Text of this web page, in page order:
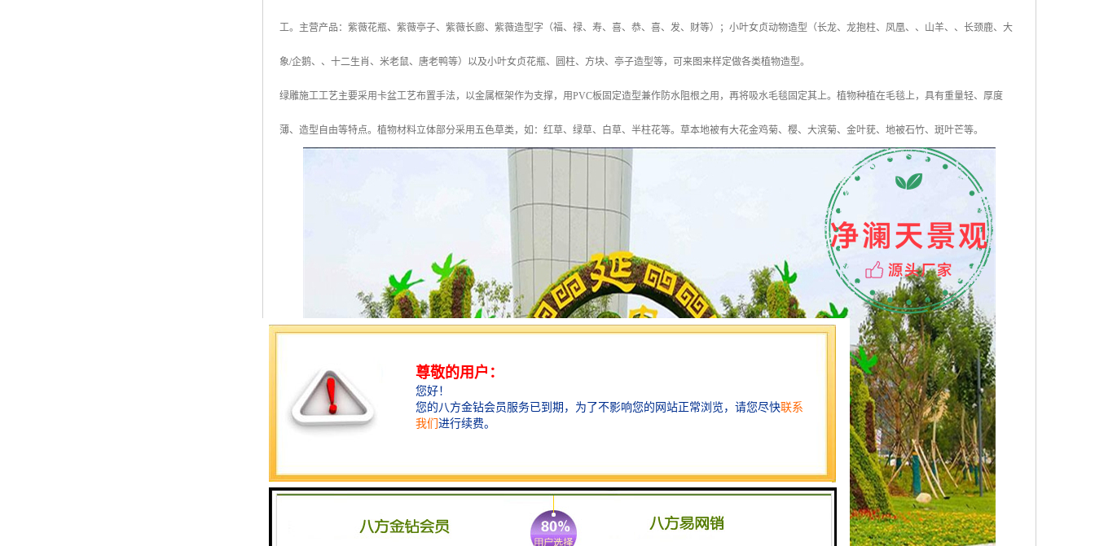
工。主营产品：紫薇花瓶、紫薇亭子、紫薇长廊、紫薇造型字（福、禄、寿、喜、恭、喜、发、财等）；小叶女贞动物造型（长龙、龙抱柱、凤凰、、山羊、、长颈鹿、大
象/企鹅、、十二生肖、米老鼠、唐老鸭等）以及小叶女贞花瓶、圆柱、方块、亭子造型等，可来图来样定做各类植物造型。
绿雕施工工艺主要采用卡盆工艺布置手法，以金属框架作为支撑，用PVC板固定造型兼作防水阻根之用，再将吸水毛毯固定其上。植物种植在毛毯上，具有重量轻、厚度
薄、造型自由等特点。植物材料立体部分采用五色草类，如：红草、绿草、白草、半柱花等。草本地被有大花金鸡菊、樱、大滨菊、金叶莸、地被石竹、斑叶芒等。